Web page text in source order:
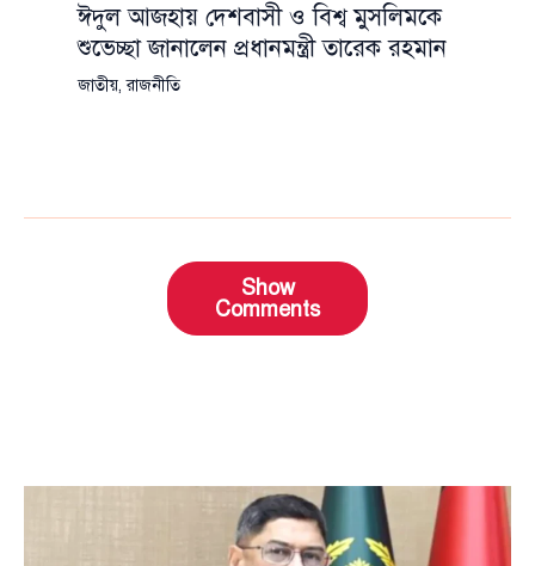
ঈদুল আজহায় দেশবাসী ও বিশ্ব মুসলিমকে
শুভেচ্ছা জানালেন প্রধানমন্ত্রী তারেক রহমান
জাতীয়,রাজনীতি
Show
Comments